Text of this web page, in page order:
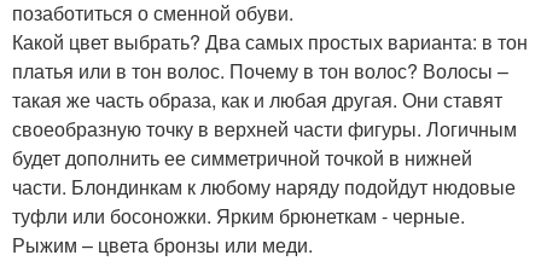
позаботиться о сменной обуви.
Какой цвет выбрать? Два самых простых варианта: в тон
платья или в тон волос. Почему в тон волос? Волосы –
такая же часть образа, как и любая другая. Они ставят
своеобразную точку в верхней части фигуры. Логичным
будет дополнить ее симметричной точкой в нижней
части. Блондинкам к любому наряду подойдут нюдовые
туфли или босоножки. Ярким брюнеткам - черные.
Рыжим – цвета бронзы или меди.